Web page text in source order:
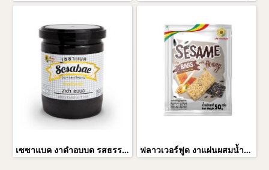
เซซาแบค งาดำอบบด รสธรรมชาติ ขนาด 250 กรัม 1 กระปุก ฟลาวเวอร์ฟูด งาแผ่นผสมน้ำผึ้ง ขนาด 50 กรัม 5 ซอง